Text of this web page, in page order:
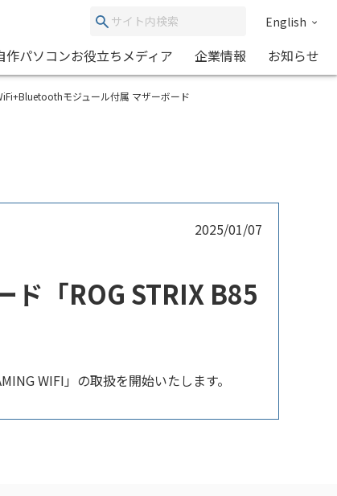
English
作パソコンお役立ちメディア 企業情報 お知らせ
モジュール付属 マザーボード
2025/01/07
ド「ROG STRIX B85
WIFI」の取扱を開始いたします。